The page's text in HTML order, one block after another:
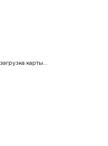
загрузка карты...